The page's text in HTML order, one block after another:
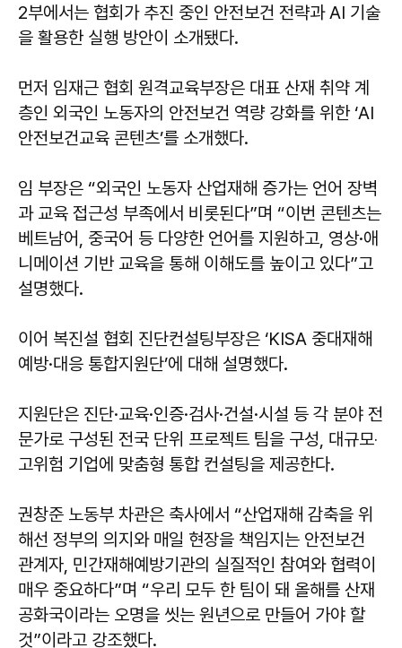
2부에서는 협회가 추진 중인 안전보건 전략과 AI 기술
을 활용한 실행 방안이 소개됐다.
먼저 임재근 협회 원격교육부장은 대표 산재 취약 계
층인 외국인 노동자의 안전보건 역량 강화를 위한 ‘AI
안전보건교육 콘텐츠’를 소개했다.
임 부장은 “외국인 노동자 산업재해 증가는 언어 장벽
과 교육 접근성 부족에서 비롯된다”며 “이번 콘텐츠는
베트남어, 중국어 등 다양한 언어를 지원하고, 영상·애
니메이션 기반 교육을 통해 이해도를 높이고 있다”고
설명했다.
이어 복진설 협회 진단컨설팅부장은 ‘KISA 중대재해
예방·대응 통합지원단’에 대해 설명했다.
지원단은 진단·교육·인증·검사·건설·시설 등 각 분야 전
문가로 구성된 전국 단위 프로젝트 팀을 구성, 대규모‧
고위험 기업에 맞춤형 통합 컨설팅을 제공한다.
권창준 노동부 차관은 축사에서 “산업재해 감축을 위
해선 정부의 의지와 매일 현장을 책임지는 안전보건
관계자, 민간재해예방기관의 실질적인 참여와 협력이
매우 중요하다”며 “우리 모두 한 팀이 돼 올해를 산재
공화국이라는 오명을 씻는 원년으로 만들어 가야 할
것”이라고 강조했다.